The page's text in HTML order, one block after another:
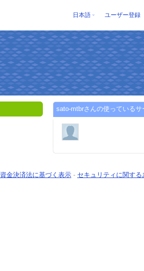
日本語 ユーザー登録
sato-mtbrさんの使っているサ
資金決済法に基づく表示 - セキュリティに関す